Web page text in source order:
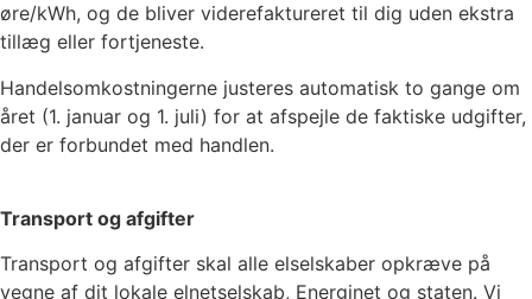
øre/kWh, og de bliver viderefaktureret til dig uden ekstra
tillæg eller fortjeneste.
Handelsomkostningerne justeres automatisk to gange om
året (1. januar og 1. juli) for at afspejle de faktiske udgifter,
der er forbundet med handlen.
Transport og afgifter
Transport og afgifter skal alle elselskaber opkræve på
vegne af dit lokale elnetselskab, Energinet og staten. Vi